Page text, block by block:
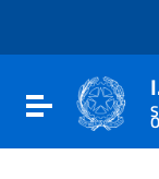
Vai al footer
Attiva /